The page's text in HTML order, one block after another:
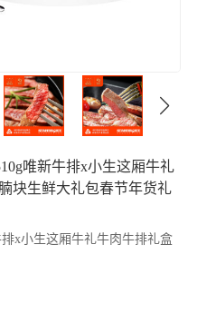
唯新牛排x小生这厢牛礼
块生鲜大礼包春节年货礼
x小生这厢牛礼牛肉牛排礼盒